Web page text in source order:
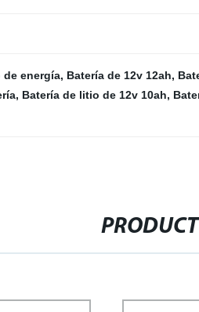
de energía, Batería de 12v 12ah,
, Batería de litio de 12v 10ah,